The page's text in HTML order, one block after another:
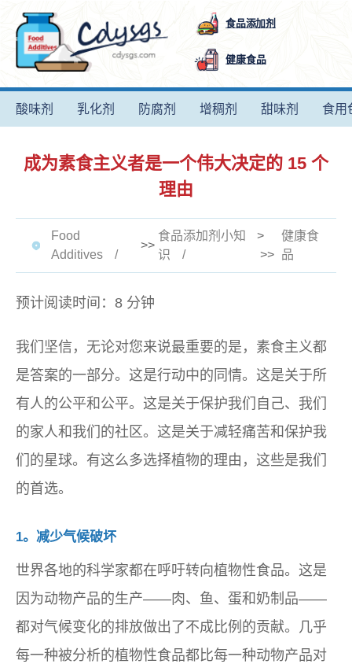
食品添加剂
健康食品
酸味剂 乳化剂 防腐剂 增稠剂 甜味剂 食用
成为素食主义者是一个伟大决定的 15 个
理由
Food
Additives
>>
食品添加剂小知
识
>
>>
健康食
品
预计阅读时间：8 分钟
我们坚信，无论对您来说最重要的是，素食主义都
是答案的一部分。这是行动中的同情。这是关于所
有人的公平和公平。这是关于保护我们自己、我们
的家人和我们的社区。这是关于减轻痛苦和保护我
们的星球。有这么多选择植物的理由，这些是我们
的首选。
1。减少气候破坏
世界各地的科学家都在呼吁转向植物性食品。这是
因为动物产品的生产——肉、鱼、蛋和奶制品——
都对气候变化的排放做出了不成比例的贡献。几乎
每一种被分析的植物性食品都比每一种动物产品对